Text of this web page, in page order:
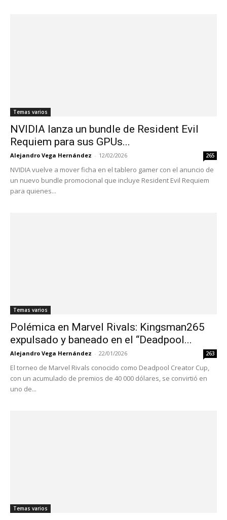
Temas varios
NVIDIA lanza un bundle de Resident Evil
Requiem para sus GPUs...
Alejandro Vega Hernández - 12/02/2026 265
NVIDIA vuelve a mover ficha en el tablero gamer con el anuncio de
un nuevo bundle promocional que incluye Resident Evil Requiem
para quienes...
Temas varios
Polémica en Marvel Rivals: Kingsman265
expulsado y baneado en el “Deadpool...
Alejandro Vega Hernández - 22/01/2026 263
El torneo de Marvel Rivals conocido como Deadpool Creator Cup,
con un acumulado de premios de 40 000 dólares, se convirtió en
uno de...
Temas varios